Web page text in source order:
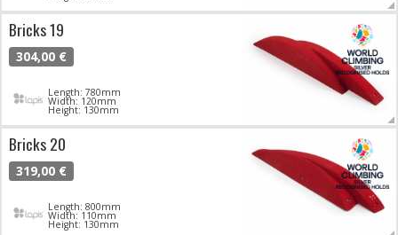
Bricks 19
304,00 €
Length: 780mm
Width: 120mm
Height: 130mm
Bricks 20
319,00 €
Length: 800mm
Width: 110mm
Height: 130mm